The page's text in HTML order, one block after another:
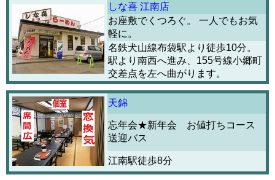
しな喜 江南店
お座敷でくつろぐ。 一人でもお気
軽に。
名鉄犬山線布袋駅より徒歩10分。
駅より南西へ進み、155号線小郷町
交差点を左へ曲がります。
天錦
忘年会★新年会 お値打ちコース
送迎バス
江南駅徒歩8分